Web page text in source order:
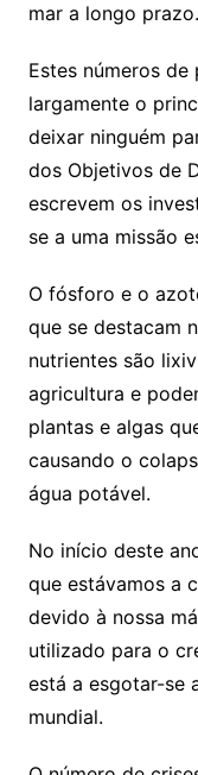
mar a longo prazo.
Estes números
largamente o
deixar ninguém
dos Objetivos de
escrevem os
se a uma missão
O fósforo e o
que se destacam
nutrientes são
agricultura e
plantas e algas
causando o
água potável.
No início deste
que estávamos a
devido à nossa
utilizado para o
está a esgotar-se
mundial.